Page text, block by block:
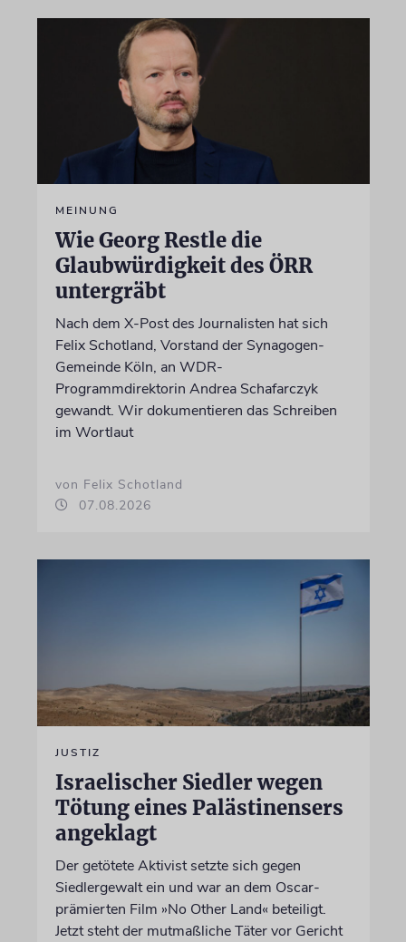
MEINUNG
Wie Georg Restle die
Glaubwürdigkeit des ÖRR
untergräbt
Nach dem X-Post des Journalisten hat sich
Felix Schotland, Vorstand der Synagogen-
Gemeinde Köln, an WDR-
Programmdirektorin Andrea Schafarczyk
gewandt. Wir dokumentieren das Schreiben
im Wortlaut
von Felix Schotland
07.08.2026
JUSTIZ
Israelischer Siedler wegen
Tötung eines Palästinensers
angeklagt
Der getötete Aktivist setzte sich gegen
Siedlergewalt ein und war an dem Oscar-
prämierten Film »No Other Land« beteiligt.
Jetzt steht der mutmaßliche Täter vor Gericht